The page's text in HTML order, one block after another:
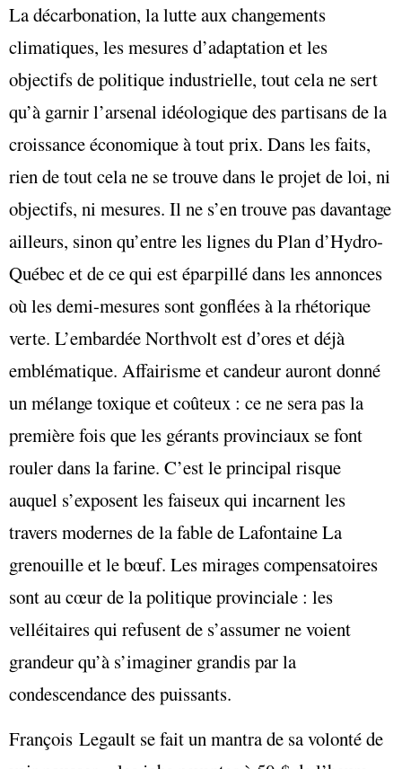
La décarbonation, la lutte aux changements
climatiques, les mesures d’adaptation et les
objectifs de politique industrielle, tout cela ne sert
qu’à garnir l’arsenal idéologique des partisans de la
croissance économique à tout prix. Dans les faits,
rien de tout cela ne se trouve dans le projet de loi, ni
objectifs, ni mesures. Il ne s’en trouve pas davantage
ailleurs, sinon qu’entre les lignes du Plan d’Hydro-
Québec et de ce qui est éparpillé dans les annonces
où les demi-mesures sont gonflées à la rhétorique
verte. L’embardée Northvolt est d’ores et déjà
emblématique. Affairisme et candeur auront donné
un mélange toxique et coûteux : ce ne sera pas la
première fois que les gérants provinciaux se font
rouler dans la farine. C’est le principal risque
auquel s’exposent les faiseux qui incarnent les
travers modernes de la fable de Lafontaine La
grenouille et le bœuf. Les mirages compensatoires
sont au cœur de la politique provinciale : les
velléitaires qui refusent de s’assumer ne voient
grandeur qu’à s’imaginer grandis par la
condescendance des puissants.
François Legault se fait un mantra de sa volonté de